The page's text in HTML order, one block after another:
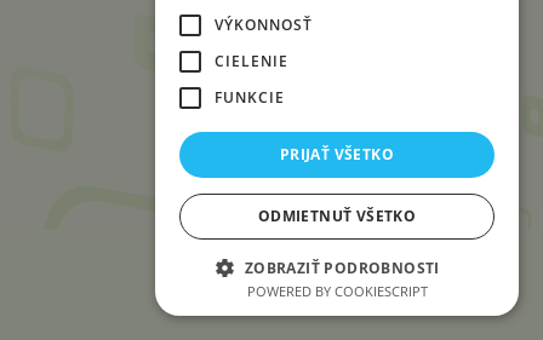
VÝKONNOSŤ
CIELENIE
FUNKCIE
PRIJAŤ VŠETKO
ODMIETNUŤ VŠETKO
ZOBRAZIŤ PODROBNOSTI
POWERED BY COOKIESCRIPT